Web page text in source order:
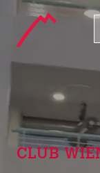
Landmarks
Zur
Home
CLUB